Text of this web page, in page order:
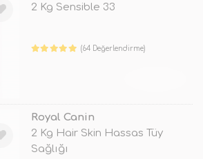
2 Kg Sensible 33
(64 Değerlendirme)
Royal Canin
2 Kg Hair Skin Hassas Tüy
Sağlığı